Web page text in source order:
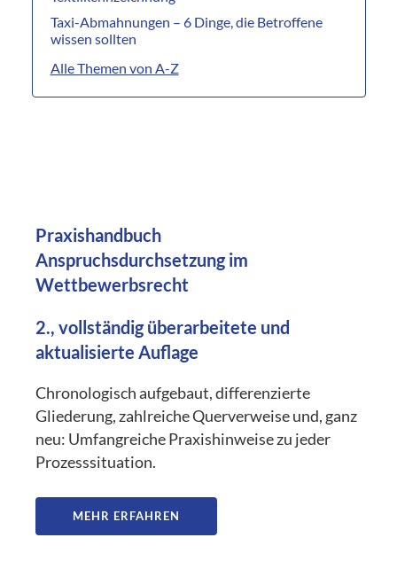
Taxi-Abmahnungen – 6 Dinge, die Betroffene
wissen sollten
Alle Themen von A-Z
Praxishandbuch
Anspruchsdurchsetzung im
Wettbewerbsrecht
2., vollständig überarbeitete und
aktualisierte Auflage
Chronologisch aufgebaut, differenzierte
Gliederung, zahlreiche Querverweise und, ganz
neu: Umfangreiche Praxishinweise zu jeder
Prozesssituation.
MEHR ERFAHREN